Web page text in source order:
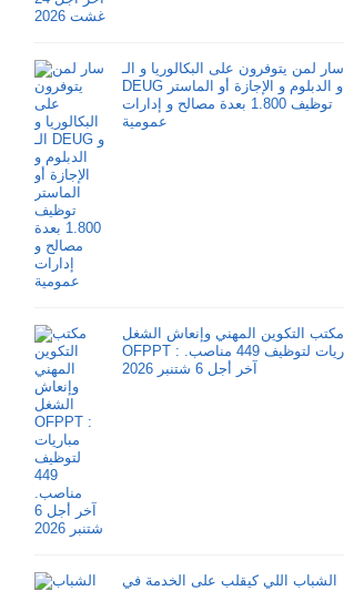
سار لمن يتوفرون على البكالوريا و الـ
DEUG و الدبلوم و الإجازة أو الماستر
توظيف 1.800 بعدة مصالح و إدارات
عمومية
مكتب التكوين المهني وإنعاش الشغل
OFPPT : مباريات لتوظيف 449 مناصب.
آخر أجل 6 شتنبر 2026
الشباب اللي كيقلب على الخدمة في